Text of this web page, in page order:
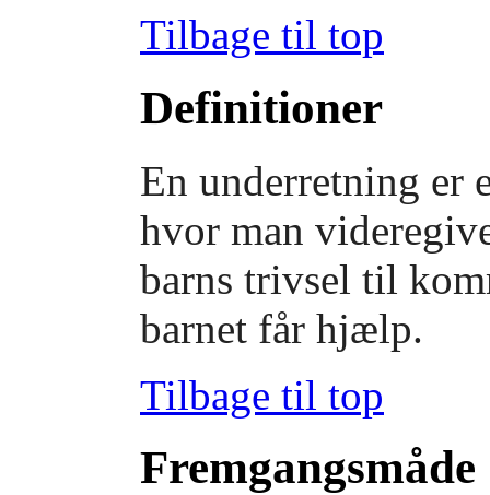
Tilbage til top
Definitioner
En underretning er
hvor man
barns trivsel til
barnet får hjælp.
Tilbage til top
Fremgangsmåde